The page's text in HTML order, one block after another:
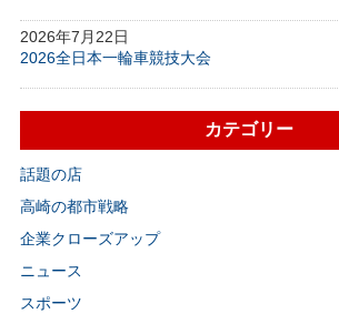
2026年7月22日
2026全日本一輪車競技大会
カテゴリー
話題の店
高崎の都市戦略
企業クローズアップ
ニュース
スポーツ